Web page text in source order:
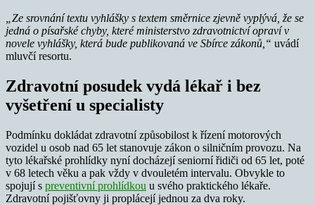
„Ze srovnání textu vyhlášky s textem směrnice zjevně vyplývá, že se
jedná o písařské chyby, které ministerstvo zdravotnictví opraví v
novele vyhlášky, která bude publikovaná ve Sbírce zákonů,“ uvádí
mluvčí resortu.
Zdravotní posudek vydá lékař i bez
vyšetření u specialisty
Podmínku dokládat zdravotní způsobilost k řízení motorových
vozidel u osob nad 65 let stanovuje zákon o silničním provozu. Na
tyto lékařské prohlídky nyní docházejí seniorní řidiči od 65 let, poté
v 68 letech věku a pak vždy v dvouletém intervalu. Obvykle to
spojují s preventivní prohlídkou u svého praktického lékaře.
Zdravotní pojišťovny ji proplácejí jednou za dva roky.